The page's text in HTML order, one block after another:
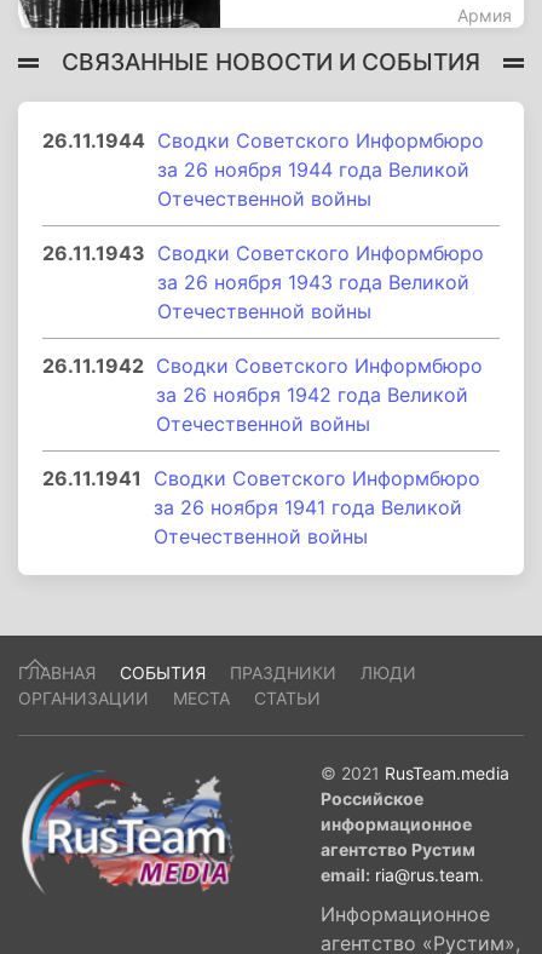
Армия
СВЯЗАННЫЕ НОВОСТИ И СОБЫТИЯ
26.11.1944 Сводки Советского Информбюро
за 26 ноября 1944 года Великой
Отечественной войны
26.11.1943 Сводки Советского Информбюро
за 26 ноября 1943 года Великой
Отечественной войны
26.11.1942 Сводки Советского Информбюро
за 26 ноября 1942 года Великой
Отечественной войны
26.11.1941
Сводки Советского Информбюро
за 26 ноября 1941 года Великой
Отечественной войны
ГЛАВНАЯ СОБЫТИЯ ПРАЗДНИКИ
ЛЮДИ
ОРГАНИЗАЦИИ
МЕСТА СТАТЬИ
© 2021 RusTeam.media
Российское
информационное
агентство Рустим
email: ria@rus.team.
Информационное
агентство «Рустим»,